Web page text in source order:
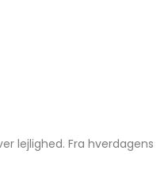
lejlighed. Fra hverdagens